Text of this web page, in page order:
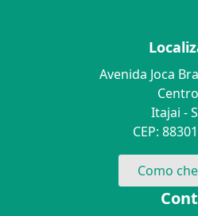
Avenida Joca
Centro
Itajai -
CEP:
Como